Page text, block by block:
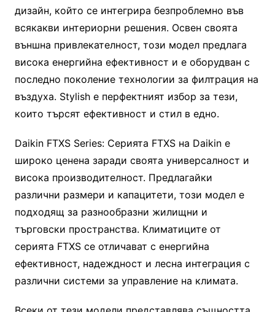
дизайн, който се интегрира безпроблемно във
всякакви интериорни решения. Освен своята
външна привлекателност, този модел предлага
висока енергийна ефективност и е оборудван с
последно поколение технологии за филтрация на
въздуха. Stylish е перфектният избор за тези,
които търсят ефективност и стил в едно.
Daikin FTXS Series: Серията FTXS на Daikin е
широко ценена заради своята универсалност и
висока производителност. Предлагайки
различни размери и капацитети, този модел е
подходящ за разнообразни жилищни и
търговски пространства. Климатиците от
серията FTXS се отличават с енергийна
ефективност, надеждност и лесна интеграция с
различни системи за управление на климата.